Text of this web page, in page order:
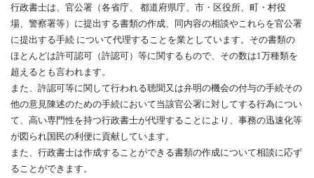
行政書士は、官公署（各省庁、 都道府県庁、市・区役所、町・村役
場、警察署等）に提出する書類の作成、同内容の相談やこれらを官公署
に提出する手続 について代理することを業としています。その書類の
ほとんどは許可認可（許認可）等に関するもので、その数は1万種類を
超えるとも言われます。
また、許認可等に関して行われる聴聞又は弁明の機会の付与の手続その
他の意見陳述のための手続において当該官公署に対してする行為につい
て、高い専門性を持つ行政書士が代理することにより、事務の迅速化等
が図られ国民の利便に貢献しています。
また、行政書士は作成することができる書類の作成について相談に応ず
ることができます。